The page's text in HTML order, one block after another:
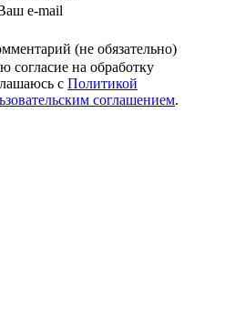
e-mail
(не обязательно)
согласие на обработку
с Политикой
соглашением.